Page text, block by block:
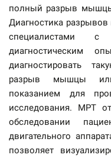
полный разрыв мышцы
Диагностика
специалистами
диагностическим
диагностировать
разрыв мышцы
показанием для
исследования. МРТ
обследовании
двигательного
позволяет